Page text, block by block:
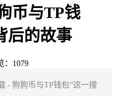
币与TP钱
后的故事
：1079
- 狗狗币与TP钱包”这一搜